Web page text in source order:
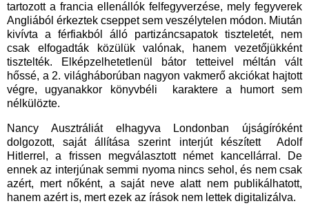
tartozott a francia ellenállók felfegyverzése, mely fegyverek
Angliából érkeztek cseppet sem veszélytelen módon. Miután
kivívta a férfiakból álló partizáncsapatok tiszteletét, nem
csak elfogadták közülük valónak, hanem vezetőjükként
tisztelték. Elképzelhetetlenül bátor tetteivel méltán vált
hőssé, a 2. világháborúban nagyon vakmerő akciókat hajtott
végre, ugyanakkor könyvbéli karaktere a humort sem
nélkülözte.
Nancy Ausztráliát elhagyva Londonban újságíróként
dolgozott, saját állítása szerint interjút készített Adolf
Hitlerrel, a frissen megválasztott német kancellárral. De
ennek az interjúnak semmi nyoma nincs sehol, és nem csak
azért, mert nőként, a saját neve alatt nem publikálhatott,
hanem azért is, mert ezek az írások nem lettek digitalizálva.